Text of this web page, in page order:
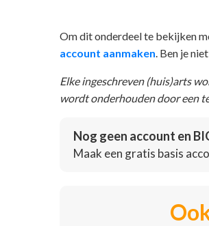
Om dit onderdeel te bekijken
account aanmaken . Ben je
Elke ingeschreven (huis)arts
wordt onderhouden door een
Nog geen account en
Maak een gratis basis